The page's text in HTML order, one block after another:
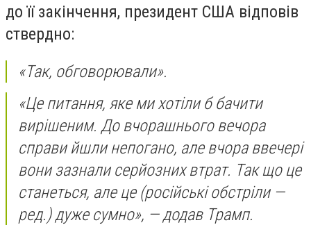
до її закінчення, президент США відповів
ствердно:
«Так, обговорювали».
«Це питання, яке ми хотіли б бачити
вирішеним. До вчорашнього вечора
справи йшли непогано, але вчора ввечері
вони зазнали серйозних втрат. Так що це
станеться, але це (російські обстріли —
ред.) дуже сумно», — додав Трамп.